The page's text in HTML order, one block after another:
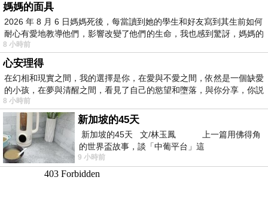
媽媽的面具
2026 年 8 月 6 日媽媽死後，每當讀到她的學生和好友寫到其生前如何
耐心有愛地教導他們，影響改變了他們的生命，我也感到驚訝，媽媽的
8 小時前
心安理得
在幻相和現實之間，我的選擇是你，在愛與不愛之間，依然是一個缺愛
的小孩，在夢與清醒之間，看見了自己的慾望和墮落，與你分享，你説
8 小時前
新加坡的45天
新加坡的45天 文/林玉鳳 上一篇用佛得角
的世界盃故事，談「中葡平台」這
9 小時前